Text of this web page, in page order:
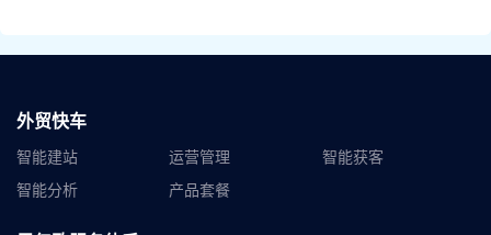
外贸快车
智能建站 运营管理
智能获客
智能分析
产品套餐